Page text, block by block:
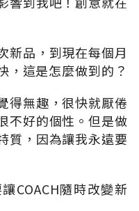
新品，到現在每個月
，這是怎麼做到的？
得無趣，很快就厭倦
不好的個性。但是做
質，因為讓我永遠要
COACH隨時改變新